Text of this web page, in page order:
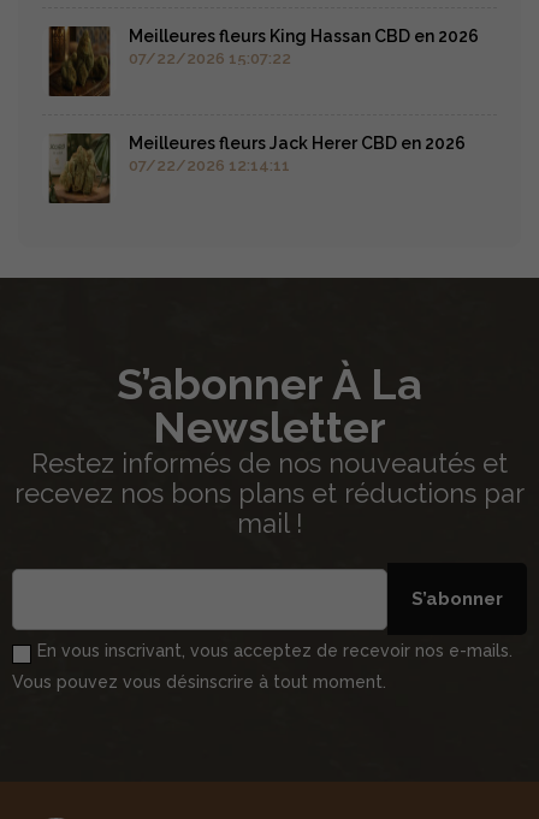
Meilleures fleurs King Hassan CBD en 2026
07/22/2026 15:07:22
Meilleures fleurs Jack Herer CBD en 2026
07/22/2026 12:14:11
S’abonner À La
Newsletter
Restez informés de nos nouveautés et
recevez nos bons plans et réductions par
mail !
S’abonner
En vous inscrivant, vous acceptez de recevoir nos e-mails.
Vous pouvez vous désinscrire à tout moment.